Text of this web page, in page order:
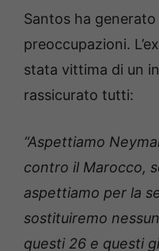
Santos ha
preoccupazioni.
stata vittima di un
rassicurato tutti:
“Aspettiamo
contro il Marocco,
aspettiamo per la
sostituiremo
questi 26 e questi